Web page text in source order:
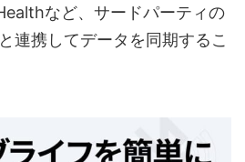
など、サードパーティの
連携してデータを同期するこ